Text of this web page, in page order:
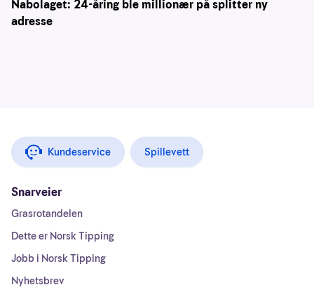
Nabolaget: 24-åring ble millionær på splitter ny
adresse
Kundeservice Spillevett
Snarveier
Grasrotandelen
Dette er Norsk Tipping
Jobb i Norsk Tipping
Nyhetsbrev